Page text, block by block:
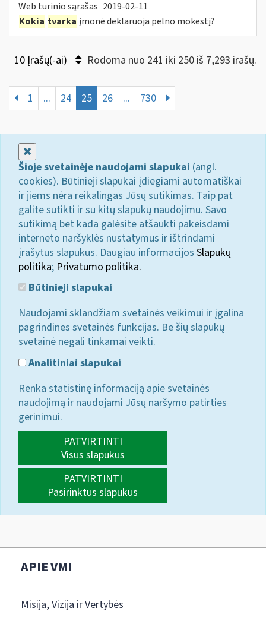
Web turinio sąrašas 2019-02-11
Kokia tvarka įmonė deklaruoja pelno mokestį?
10 Įrašų(-ai) Rodoma nuo 241 iki 250 iš 7,293 irašų.
1 ... 24 25 26 ... 730
Šioje svetainėje naudojami slapukai (angl.
cookies). Būtinieji slapukai įdiegiami automatiškai
ir jiems nėra reikalingas Jūsų sutikimas. Taip pat
galite sutikti ir su kitų slapukų naudojimu. Savo
sutikimą bet kada galėsite atšaukti pakeisdami
interneto naršyklės nustatymus ir ištrindami
įrašytus slapukus. Daugiau informacijos Slapukų
politika; Privatumo politika.
Būtinieji slapukai
Naudojami sklandžiam svetainės veikimui ir įgalina
pagrindines svetainės funkcijas. Be šių slapukų
svetainė negali tinkamai veikti.
Analitiniai slapukai
Renka statistinę informaciją apie svetainės
naudojimą ir naudojami Jūsų naršymo patirties
gerinimui.
PATVIRTINTI
Visus slapukus
PATVIRTINTI
Pasirinktus slapukus
APIE VMI
Misija, Vizija ir Vertybės